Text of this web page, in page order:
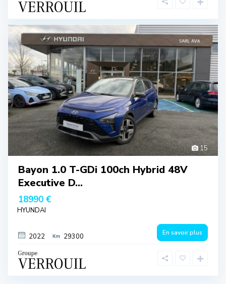
15
Bayon 1.0 T-GDi 100ch Hybrid 48V
Executive D...
18990 €
HYUNDAI
2022 29300 En savoir plus